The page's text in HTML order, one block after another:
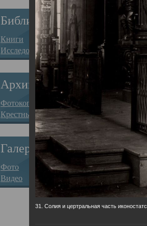
Библиотека
Книги
Исследования
Архив
Фотокопии дел
Крестные ходы
Галерея
Фото
Видео
31. Солия и цертральная часть